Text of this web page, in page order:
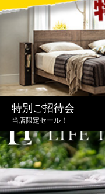
特別ご招待会
当店限定セール！